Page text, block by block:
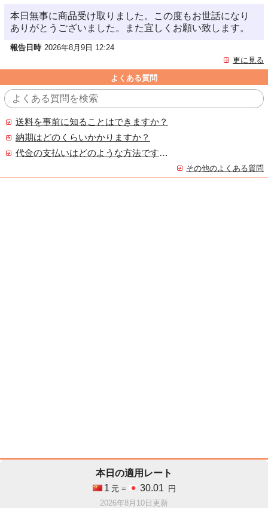
本日無事に商品受け取りました。この度もお世話になり
ありがとうございました。また宜しくお願い致します。
報告日時 2026年8月9日 12:24
更に見る
よくある質問
送料を事前に知ることはできますか？
納期はどのくらいかかりますか？
代金の支払いはどのような方法ですか？
その他のよくある質問
本日の適用レート
1 元 = 30.01
円
2026年8月10日更新